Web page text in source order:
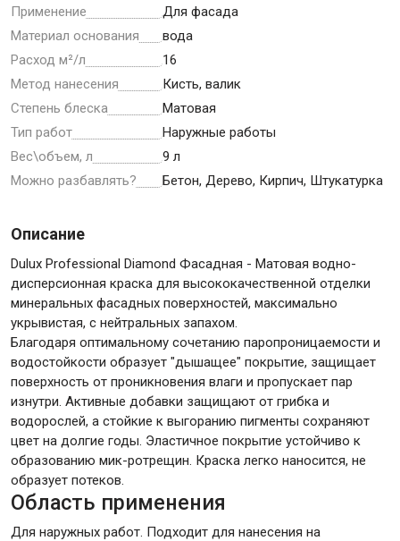
Применение
Для фасада
Материал основания
вода
Расход м²/л
16
Метод нанесения
Кисть, валик
Степень блеска
Матовая
Тип работ
Наружные работы
Вес\объем, л
9 л
Можно разбавлять?
Бетон, Дерево, Кирпич, Штукатурка
Описание
Dulux Professional Diamond Фасадная - Матовая водно-
дисперсионная краска для высококачественной отделки
минеральных фасадных поверхностей, максимально
укрывистая, с нейтральных запахом.
Благодаря оптимальному сочетанию паропроницаемости и
водостойкости образует "дышащее" покрытие, защищает
поверхность от проникновения влаги и пропускает пар
изнутри. Активные добавки защищают от грибка и
водорослей, а стойкие к выгоранию пигменты сохраняют
цвет на долгие годы. Эластичное покрытие устойчиво к
образованию мик-ротрещин. Краска легко наносится, не
образует потеков.
Область применения
Для наружных работ. Подходит для нанесения на
Инструмент для штукатурно-отделочных работ
Ещё 2
Сантехника
Анкеры
Монтажные ленты
Канаты, шнуры
Всё для дома и сада
Товары для бани и сауны
Оборудование для клининга и уборки